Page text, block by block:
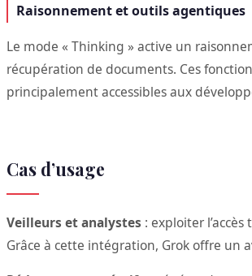
Raisonnement et outils agentiques
Le mode « Thinking » active un
récupération de documents. Ces
principalement accessibles aux
Cas d’usage
Veilleurs et analystes : exploiter
Grâce à cette intégration, Grok offre un